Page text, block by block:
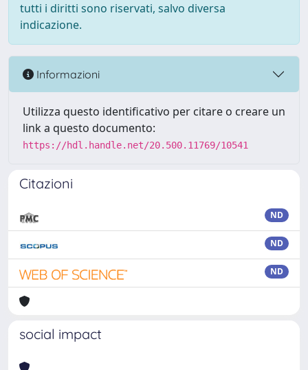
tutti i diritti sono riservati, salvo diversa
indicazione.
Informazioni
Utilizza questo identificativo per citare o creare un
link a questo documento:
https://hdl.handle.net/20.500.11769/10541
Citazioni
ND
ND
ND
social impact